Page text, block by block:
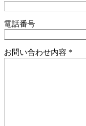
電話番号
お問い合わせ内容 *